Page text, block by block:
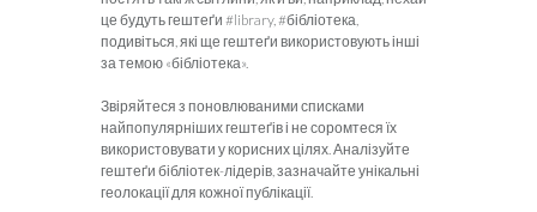
це будуть гештеґи #library, #бібліотека,
подивіться, які ще гештеґи використовують інші
за темою «бібліотека».
Звіряйтеся з поновлюваними списками
найпопулярніших гештеґів і не соромтеся їх
використовувати у корисних цілях. Аналізуйте
гештеґи бібліотек-лідерів, зазначайте унікальні
геолокації для кожної публікації.